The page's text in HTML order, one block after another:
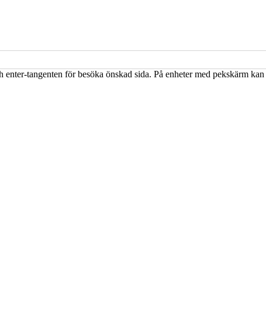
tangenten för besöka önskad sida. På enheter med pekskärm